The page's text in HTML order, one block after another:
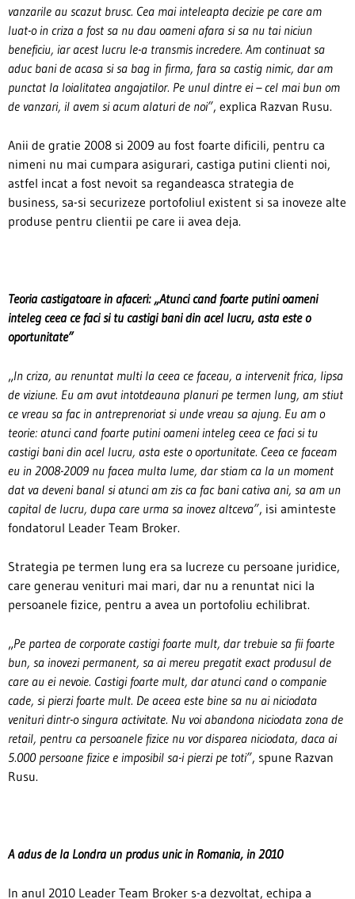
vanzarile au scazut brusc. Cea mai inteleapta decizie pe care am
luat-o in criza a fost sa nu dau oameni afara si sa nu tai niciun
beneficiu, iar acest lucru le-a transmis incredere. Am continuat sa
aduc bani de acasa si sa bag in firma, fara sa castig nimic, dar am
punctat la loialitatea angajatilor. Pe unul dintre ei – cel mai bun om
de vanzari, il avem si acum alaturi de noi”, explica Razvan Rusu.
Anii de gratie 2008 si 2009 au fost foarte dificili, pentru ca
nimeni nu mai cumpara asigurari, castiga putini clienti noi,
astfel incat a fost nevoit sa regandeasca strategia de
business, sa-si securizeze portofoliul existent si sa inoveze alte
produse pentru clientii pe care ii avea deja.
Teoria castigatoare in afaceri: „Atunci cand foarte putini oameni
inteleg ceea ce faci si tu castigi bani din acel lucru, asta este o
oportunitate”
„In criza, au renuntat multi la ceea ce faceau, a intervenit frica, lipsa
de viziune. Eu am avut intotdeauna planuri pe termen lung, am stiut
ce vreau sa fac in antreprenoriat si unde vreau sa ajung. Eu am o
teorie: atunci cand foarte putini oameni inteleg ceea ce faci si tu
castigi bani din acel lucru, asta este o oportunitate. Ceea ce faceam
eu in 2008-2009 nu facea multa lume, dar stiam ca la un moment
dat va deveni banal si atunci am zis ca fac bani cativa ani, sa am un
capital de lucru, dupa care urma sa inovez altceva”, isi aminteste
fondatorul Leader Team Broker.
Strategia pe termen lung era sa lucreze cu persoane juridice,
care generau venituri mai mari, dar nu a renuntat nici la
persoanele fizice, pentru a avea un portofoliu echilibrat.
„Pe partea de corporate castigi foarte mult, dar trebuie sa fii foarte
bun, sa inovezi permanent, sa ai mereu pregatit exact produsul de
care au ei nevoie. Castigi foarte mult, dar atunci cand o companie
cade, si pierzi foarte mult. De aceea este bine sa nu ai niciodata
venituri dintr-o singura activitate. Nu voi abandona niciodata zona de
retail, pentru ca persoanele fizice nu vor disparea niciodata, daca ai
5.000 persoane fizice e imposibil sa-i pierzi pe toti”, spune Razvan
Rusu.
A adus de la Londra un produs unic in Romania, in 2010
In anul 2010 Leader Team Broker s-a dezvoltat, echipa a